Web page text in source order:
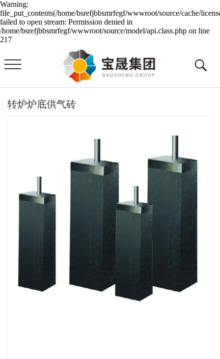
Warning:
file_put_contents(/home/bsrefjbbsmrfegf/wwwroot/source/cache/
failed to open stream: Permission denied in
/home/bsrefjbbsmrfegf/wwwroot/source/model/api.class.php on line
217
转炉炉底供气砖